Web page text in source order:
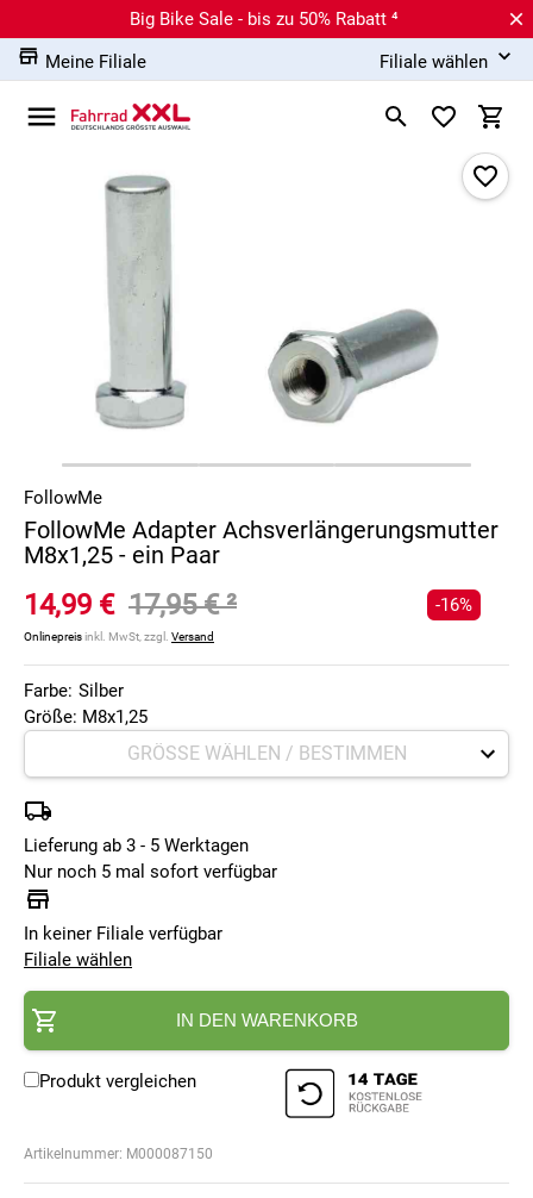
Big Bike Sale - bis zu 50% Rabatt ⁴
Meine Filiale
Filiale wählen
FollowMe
FollowMe Adapter Achsverlängerungsmutter
M8x1,25 - ein Paar
14,99 € 17,95 €²
Onlinepreisinkl. MwSt, zzgl. Versand
-16%
Farbe: Silber
Größe: M8x1,25
Lieferung ab 3 - 5 Werktagen
Nur noch 5 mal sofort verfügbar
In keiner Filiale verfügbar
Filiale wählen
IN DEN WARENKORB
Produkt vergleichen
Artikelnummer: M000087150